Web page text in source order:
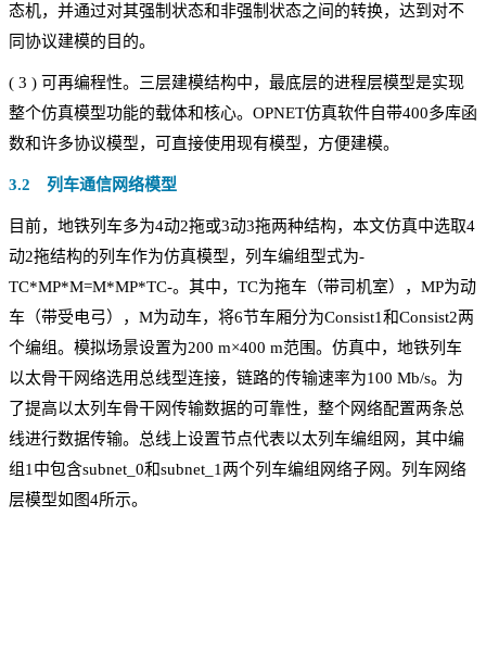
态机，并通过对其强制状态和非强制状态之间的转换，达到对不
同协议建模的目的。
( 3 ) 可再编程性。三层建模结构中，最底层的进程层模型是实现
整个仿真模型功能的载体和核心。OPNET仿真软件自带400多库函
数和许多协议模型，可直接使用现有模型，方便建模。
3.2 列车通信网络模型
目前，地铁列车多为4动2拖或3动3拖两种结构，本文仿真中选取4
动2拖结构的列车作为仿真模型，列车编组型式为-
TC*MP*M=M*MP*TC-。其中，TC为拖车（带司机室），MP为动
车（带受电弓），M为动车，将6节车厢分为Consist1和Consist2两
个编组。模拟场景设置为200 m×400 m范围。仿真中，地铁列车
以太骨干网络选用总线型连接，链路的传输速率为100 Mb/s。为
了提高以太列车骨干网传输数据的可靠性，整个网络配置两条总
线进行数据传输。总线上设置节点代表以太列车编组网，其中编
组1中包含subnet_0和subnet_1两个列车编组网络子网。列车网络
层模型如图4所示。